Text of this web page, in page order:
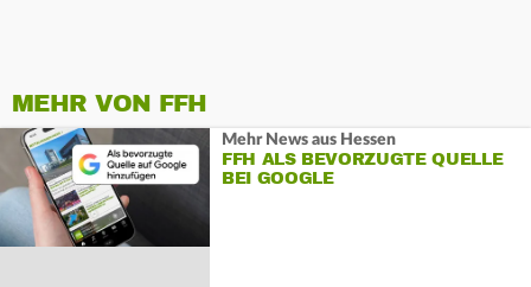
MEHR VON FFH
Mehr News aus Hessen
FFH ALS BEVORZUGTE QUELLE
BEI GOOGLE